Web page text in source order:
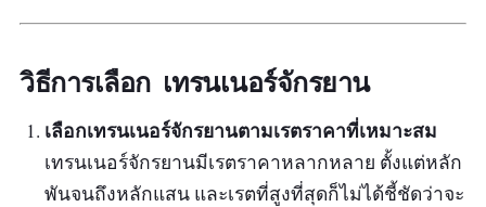
วิธีการเลือก เทรนเนอร์จักรยาน
เลือกเทรนเนอร์จักรยานตามเรตราคาที่เหมาะสม
เทรนเนอร์จักรยานมีเรตราคาหลากหลาย ตั้งแต่หลัก
พันจนถึงหลักแสน และเรตที่สูงที่สุดก็ไม่ได้ชี้ชัดว่าจะ